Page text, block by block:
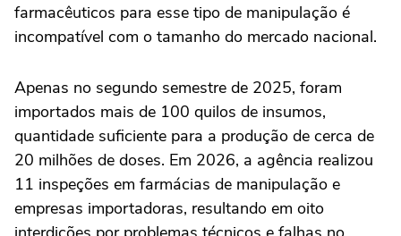
farmacêuticos para esse tipo de manipulação é
incompatível com o tamanho do mercado nacional.
Apenas no segundo semestre de 2025, foram
importados mais de 100 quilos de insumos,
quantidade suficiente para a produção de cerca de
20 milhões de doses. Em 2026, a agência realizou
11 inspeções em farmácias de manipulação e
empresas importadoras, resultando em oito